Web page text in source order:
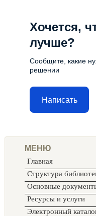
Хочется,
лучше?
Сообщите, какие
решении
Написать
МЕНЮ
Главная
Структура
Основные
Ресурсы и услуги
Электронный